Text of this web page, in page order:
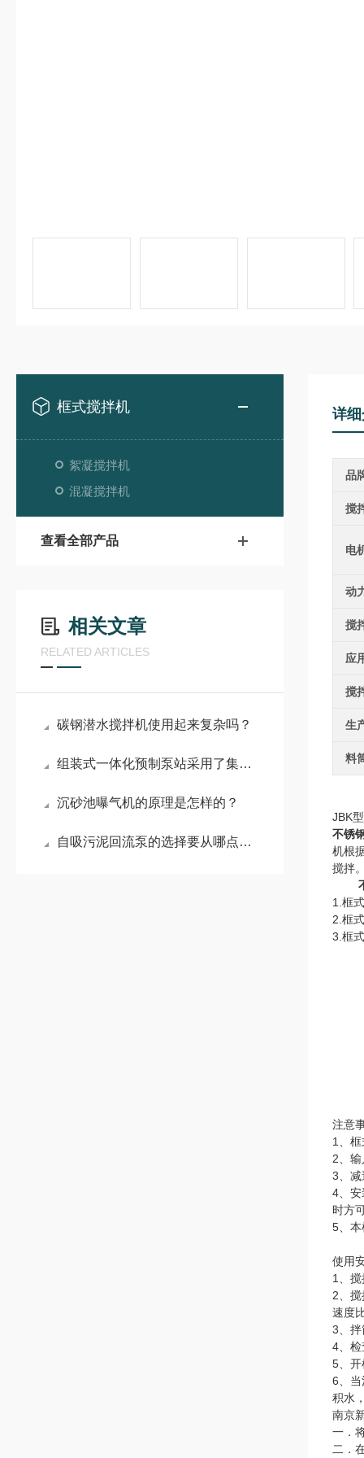
框式搅拌机
絮凝搅拌机
混凝搅拌机
查看全部产品
相关文章
RELATED ARTICLES
碳钢潜水搅拌机使用起来复杂吗？
组装式一体化预制泵站采用了集成化的设计理念
沉砂池曝气机的原理是怎样的？
自吸污泥回流泵的选择要从哪点入手？
详
品
搅
电
动
搅
应
搅
生
料
JBK
不锈
机根
搅拌
不
1.框
2.框
3.框
注意
1、
2、
3、减
4、
时方
5、本
使用
1、
2、
速度
3、拌
4、检
5、开
6、
积水
南京
一．
二．